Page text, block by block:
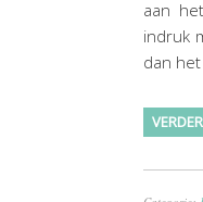
aan
indruk
dan